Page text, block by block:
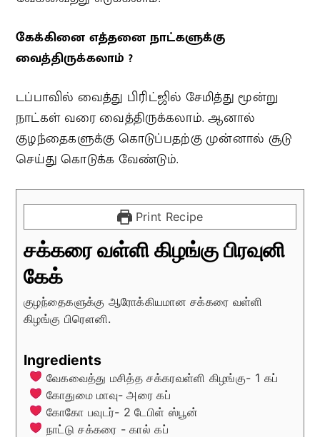
கேக்கினை எத்தனை நாட்களுக்கு
வைத்திருக்கலாம் ?
டப்பாவில் வைத்து பிரிட்ஜில் சேமித்து மூன்று
நாட்கள் வரை வைத்திருக்கலாம். ஆனால்
குழந்தைகளுக்கு கொடுப்பதற்கு முன்னால் சூடு
செய்து கொடுக்க வேண்டும்.
Print Recipe
சக்கரை வள்ளி கிழங்கு பிரவுனி
கேக்
குழந்தைகளுக்கு ஆரோக்கியமான சக்கரை வள்ளி
கிழங்கு பிரௌனி.
Ingredients
வேகவைத்து மசித்த சக்கரவள்ளி கிழங்கு- 1 கப்
கோதுமை மாவு- அரை கப்
கோகோ பவுடர்- 2 டேபிள் ஸ்பூன்
நாட்டு சக்கரை - கால் கப்